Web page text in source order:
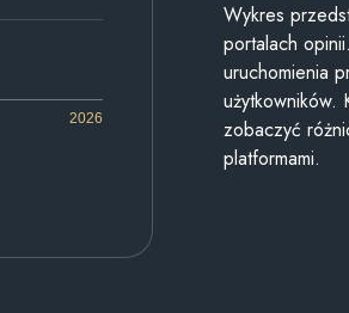
2026
Wykres
portalach
uruchomienia
użytkowników.
zobaczyć
platformami.